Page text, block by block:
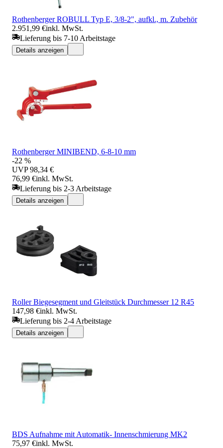
Rothenberger ROBULL Typ E, 3/8-2", aufkl., m. Zubehör
2.951,99 €inkl. MwSt.
Lieferung bis 7-10 Arbeitstage
Details anzeigen
Rothenberger MINIBEND, 6-8-10 mm
-22 %
UVP 98,34 €
76,99 €inkl. MwSt.
Lieferung bis 2-3 Arbeitstage
Details anzeigen
Roller Biegesegment und Gleitstück Durchmesser 12 R45
147,98 €inkl. MwSt.
Lieferung bis 2-4 Arbeitstage
Details anzeigen
BDS Aufnahme mit Automatik- Innenschmierung MK2
75,97 €inkl. MwSt.